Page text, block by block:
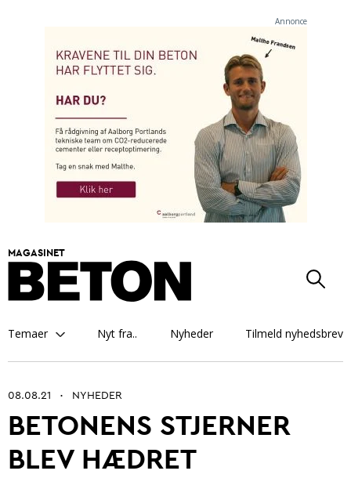
Annonce
MAGASINET
Temaer Nyt fra.. Nyheder Tilmeld nyhedsbrev
Betonarkitektur
Fremtidens betonbranche
08.08.21 • NYHEDER
BETONENS STJERNER
BLEV HÆDRET